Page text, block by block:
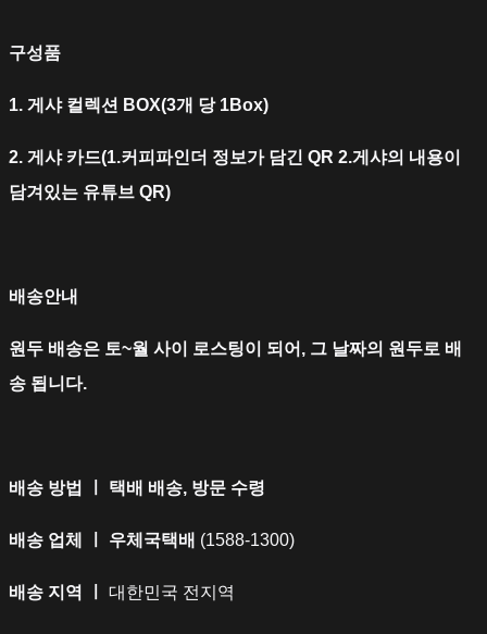
구성품
1. 게샤 컬렉션 BOX(3개 당 1Box)
2. 게샤 카드(1.커피파인더 정보가 담긴 QR 2.게샤의 내용이
담겨있는 유튜브 QR)
배송안내
원두 배송은 토~월 사이 로스팅이 되어, 그 날짜의 원두로 배
송 됩니다.
배송 방법 ㅣ 택배 배송, 방문 수령
배송 업체 ㅣ 우체국택배 (1588-1300)
배송 지역 ㅣ 대한민국 전지역